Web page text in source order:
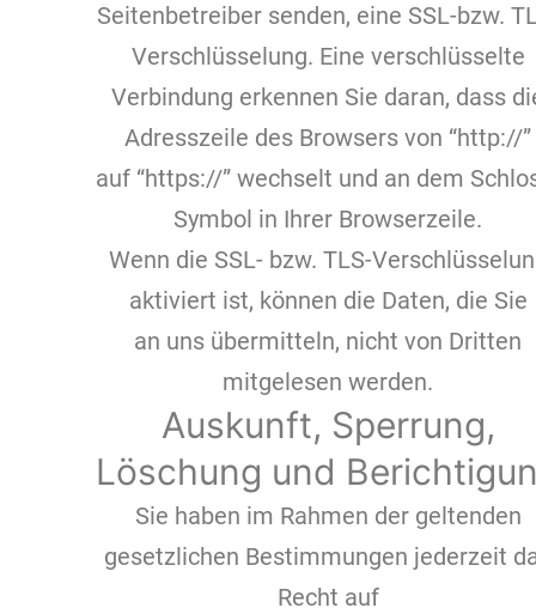
Seitenbetreiber senden, eine SSL-bzw.
Verschlüsselung. Eine verschlüsselte
Verbindung erkennen Sie daran, dass
Adresszeile des Browsers von “http://”
auf “https://” wechselt und an dem
Symbol in Ihrer Browserzeile.
Wenn die SSL- bzw. TLS-
aktiviert ist, können die Daten, die Sie
an uns übermitteln, nicht von Dritten
mitgelesen werden.
Auskunft, Sperrung,
Löschung und
Sie haben im Rahmen der geltenden
gesetzlichen Bestimmungen jederzeit
Recht auf